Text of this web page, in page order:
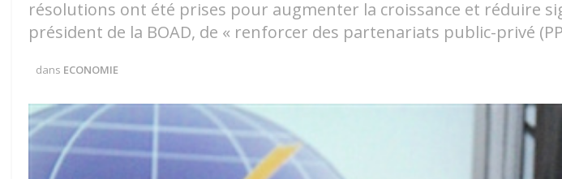
résolutions ont été prises pour augmenter la croissance et réduire
président de la BOAD, de « renforcer des partenariats public-privé
dans ECONOMIE